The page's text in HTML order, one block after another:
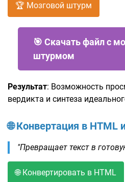
🏆 Мозговой штурм
🎯 Скачать файл с
штурмом
Результат: Возможность
вердикта и синтеза
🌐 Конвертация в HTML
"Превращает текст в
🌐 Конвертировать в HTML